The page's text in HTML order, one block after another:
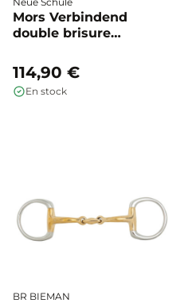
Mors Verbindend
double brisure
Neue Schule
114,90 €
En stock
BR BIEMAN